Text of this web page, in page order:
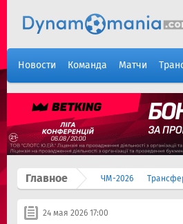
Новости Команда Матчи
Главное ЧМ-2026
24 мая 2026 17:00